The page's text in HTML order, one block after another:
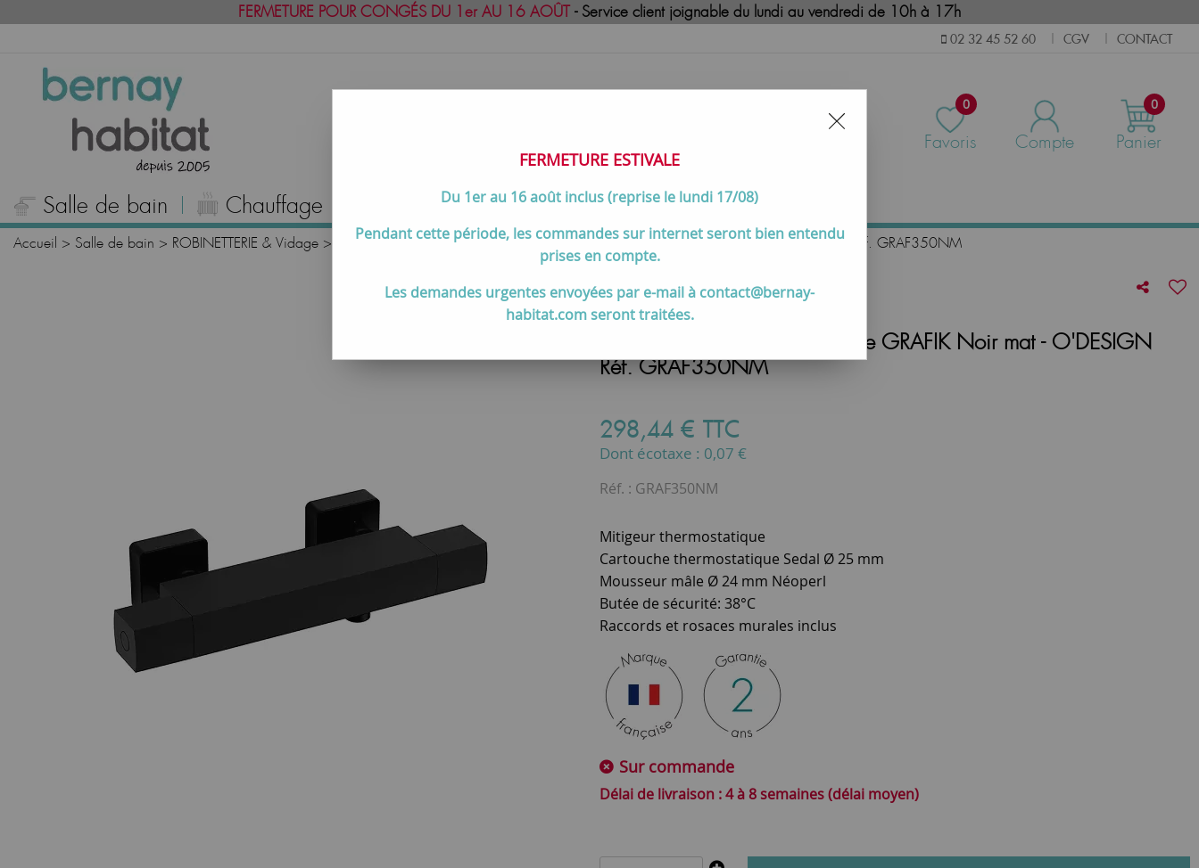
FERMETURE POUR CONGÉS DU 1er AU 16 AOÛT- Service client joignable du lundi au vendredi de 10h à 17h
02 32 45 52 60 CGV CONTACT
0
Favoris Compte
0
Panier
Salle de bain Chauffage Cuisson Meilleures ventes Contactez-nous
Accueil > Salle de bain > ROBINETTERIE & Vidage > Mitigeurs de douche >Mitigeur douche thermostatique GRAFIK Noir mat - O'DESIGN Réf. GRAF350NM
Mitigeur douche thermostatique GRAFIK Noir mat - O'DESIGN
Réf. GRAF350NM
298,44 € TTC
Dont écotaxe : 0,07 €
Réf. : GRAF350NM
Mitigeur thermostatique
Cartouche thermostatique Sedal Ø 25 mm
Mousseur mâle Ø 24 mm Néoperl
Butée de sécurité: 38°C
Raccords et rosaces murales inclus
Sur commande
4 à 8 semaines (délai moyen)
FERMETURE ESTIVALE
Du 1er au 16 août inclus (reprise le lundi 17/08)
Pendant cette période, les commandes sur internet seront bien entendu
prises en compte.
Les demandes urgentes envoyées par e-mail à contact@bernay-
habitat.com seront traitées.